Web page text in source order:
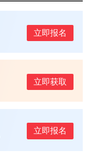
立即报名
立即获取
立即报名